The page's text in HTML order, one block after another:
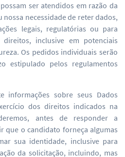
ser atendidos em razão da
necessidade de reter dados,
legais, regulatórias ou para
inclusive em potenciais
Os pedidos individuais serão
estipulado pelos regulamentos
informações sobre seus Dados
dos direitos indicados na
antes de responder a
que o candidato forneça algumas
sua identidade, inclusive para
da solicitação, incluindo, mas